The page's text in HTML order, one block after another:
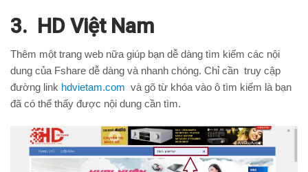
3. HD Việt Nam
Thêm một trang web nữa giúp bạn dễ dàng tìm kiếm các nội
dung của Fshare dễ dàng và nhanh chóng. Chỉ cần truy cập
đường link hdvietam.com và gõ từ khóa vào ô tìm kiếm là bạn
đã có thể thấy được nội dung cần tìm.